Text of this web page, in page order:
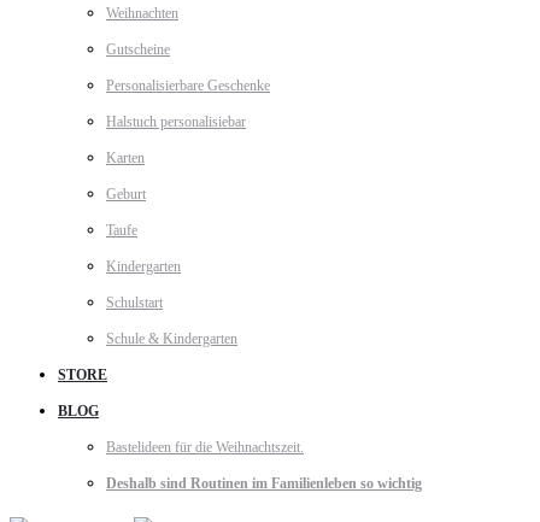
Weihnachten
Gutscheine
Personalisierbare Geschenke
Halstuch personalisiebar
Karten
Geburt
Taufe
Kindergarten
Schulstart
Schule & Kindergarten
STORE
BLOG
Bastelideen für die Weihnachtszeit.
Deshalb sind Routinen im Familienleben so wichtig